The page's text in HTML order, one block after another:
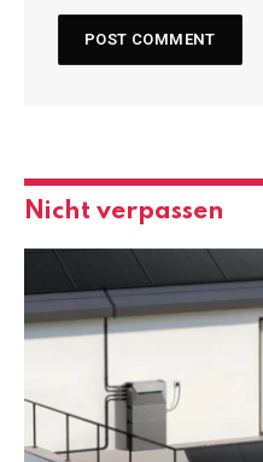
Nicht verpassen